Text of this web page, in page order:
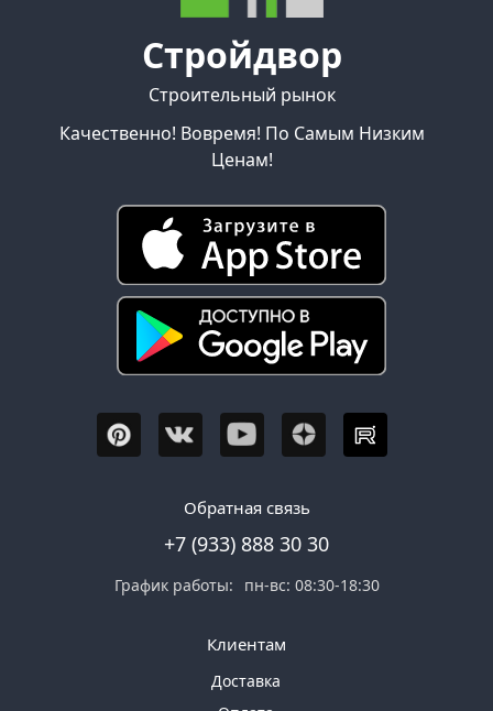
Стройдвор
Строительный рынок
Качественно! Вовремя! По Самым Низким
Ценам!
Обратная связь
+7 (933) 888 30 30
График работы: пн-вс: 08:30-18:30
Клиентам
Доставка